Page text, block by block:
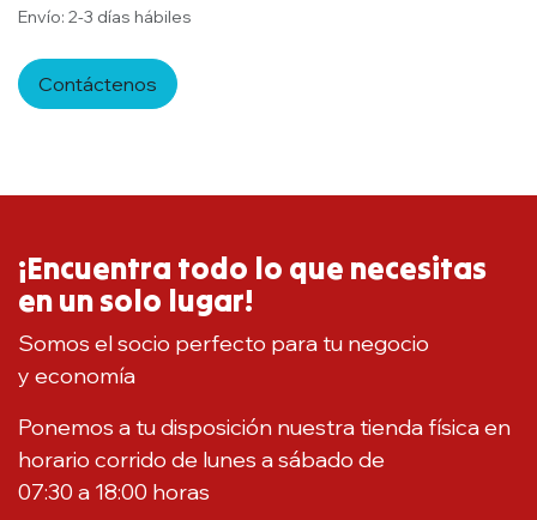
Envío: 2-3 días hábiles
Contáctenos
¡Encuentra todo lo que necesitas
en un solo lugar!
Somos el socio perfecto para tu negocio
y economía
Ponemos a tu disposición nuestra tienda física en
horario corrido de lunes a sábado de
07:30 a 18:00 horas